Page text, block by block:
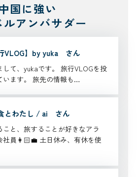
国に強い
ルアンバサダー
行VLOG】by yuka さん
して、yukaです。 旅行VLOGを投
います。 旅先の情報も…
とわたし / ai さん
こと、旅することが好きなアラ
社員👩🏻‍💼 土日休み、有休を使